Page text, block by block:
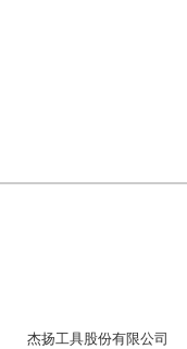
杰扬工具股份有限公司